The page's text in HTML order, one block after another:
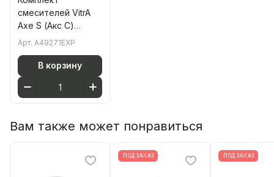
смесителей VitrA
Axe S (Акс С)
A49271EXP хром
Арт. A49271EXP
В корзину
Вам также может понравиться
ПОД ЗАКАЗ ПОД ЗАКАЗ